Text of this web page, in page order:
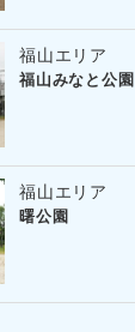
福山エリア
福山みなと公園
福山エリア
曙公園